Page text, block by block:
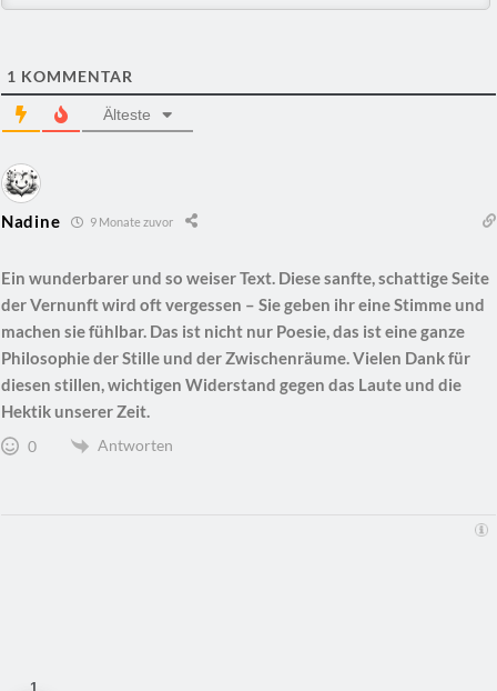
1 KOMMENTAR
Älteste
Nadine 9 Monate zuvor
Ein wunderbarer und so weiser Text. Diese sanfte, schattige Seite
der Vernunft wird oft vergessen – Sie geben ihr eine Stimme und
machen sie fühlbar. Das ist nicht nur Poesie, das ist eine ganze
Philosophie der Stille und der Zwischenräume. Vielen Dank für
diesen stillen, wichtigen Widerstand gegen das Laute und die
Hektik unserer Zeit.
0 Antworten